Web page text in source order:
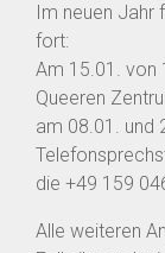
Im neuen
fort:
Am 15.01. von
Queeren
am 08.01. und
die +49 159
Alle weiteren